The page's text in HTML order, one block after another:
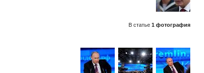
В статье 1 фотография